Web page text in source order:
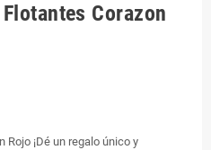
Corazon
Rojo ¡Dé un regalo único y